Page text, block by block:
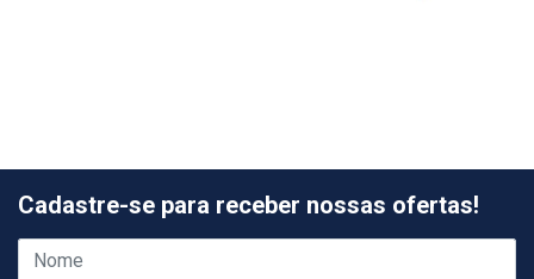
Cadastre-se para receber nossas ofertas!